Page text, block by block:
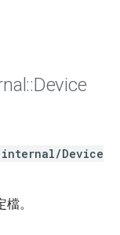
::Device
internal/Device
。